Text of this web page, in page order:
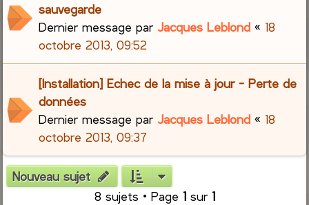
sauvegarde
Dernier message parJacques Leblond « 18
octobre 2013, 09:52
[Installation] Echec de la mise à jour - Perte de
données
Dernier message parJacques Leblond « 18
octobre 2013, 09:37
Nouveau sujet
8 sujets • Page 1sur 1